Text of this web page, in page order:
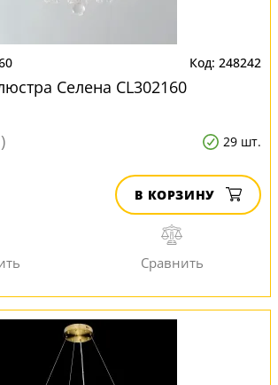
248242
Селена CL302160
29 шт.
В КОРЗИНУ